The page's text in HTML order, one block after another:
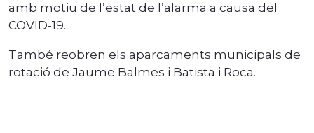
amb motiu de l’estat de l’alarma a causa del
COVID-19.
També reobren els aparcaments municipals de
rotació de Jaume Balmes i Batista i Roca.